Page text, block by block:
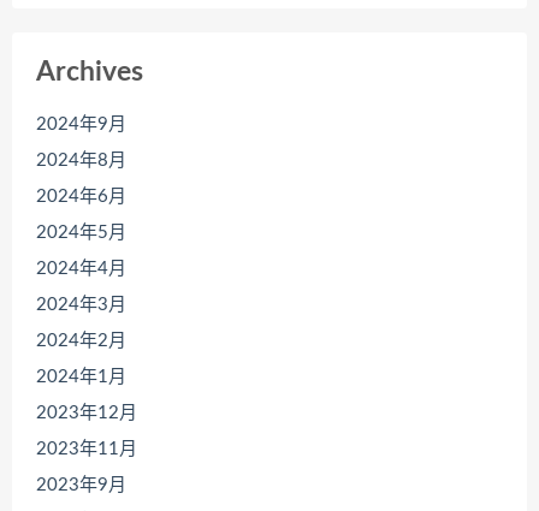
Archives
2024年9月
2024年8月
2024年6月
2024年5月
2024年4月
2024年3月
2024年2月
2024年1月
2023年12月
2023年11月
2023年9月